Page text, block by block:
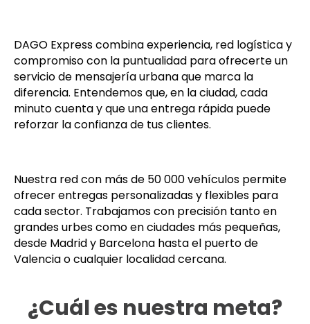
DAGO Express combina experiencia, red logística y
compromiso con la puntualidad para ofrecerte un
servicio de mensajería urbana que marca la
diferencia. Entendemos que, en la ciudad, cada
minuto cuenta y que una entrega rápida puede
reforzar la confianza de tus clientes.
Nuestra red con más de 50 000 vehículos permite
ofrecer entregas personalizadas y flexibles para
cada sector. Trabajamos con precisión tanto en
grandes urbes como en ciudades más pequeñas,
desde Madrid y Barcelona hasta el puerto de
Valencia o cualquier localidad cercana.
¿Cuál es nuestra meta?